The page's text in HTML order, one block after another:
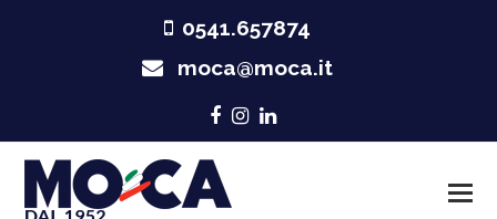
0541.657874
moca@moca.it
Facebook
Instagram
LinkedIn